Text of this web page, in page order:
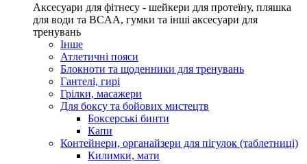
Аксесуари для фітнесу - шейкери для протеїну, пляшка
для води та BCAA, гумки та інші аксесуари для
тренувань
Інше
Атлетичні пояси
Блокноти та щоденники для тренувань
Гантелі, гирі
Грілки, масажери
Для боксу та бойових мистецтв
Боксерські бинти
Капи
Контейнери, органайзери для пігулок (таблетниці)
Килимки, мати